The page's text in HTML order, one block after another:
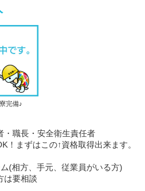
完備♪
職長・安全衛生責任者
まずはこの↑資格取得出来ます。
(相方、手元、従業員がいる方)
要相談